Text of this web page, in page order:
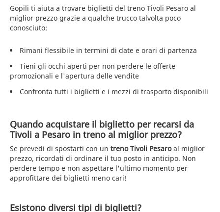
Gopili ti aiuta a trovare biglietti del treno Tivoli Pesaro al
miglior prezzo grazie a qualche trucco talvolta poco
conosciuto:
Rimani flessibile in termini di date e orari di partenza
Tieni gli occhi aperti per non perdere le offerte
promozionali e l'apertura delle vendite
Confronta tutti i biglietti e i mezzi di trasporto disponibili
Quando acquistare il biglietto per recarsi da
Tivoli a Pesaro in treno al miglior prezzo?
Se prevedi di spostarti con un treno Tivoli Pesaroal miglior
prezzo, ricordati di ordinare il tuo posto in anticipo. Non
perdere tempo e non aspettare l'ultimo momento per
approfittare dei biglietti meno cari!
Esistono diversi tipi di biglietti?